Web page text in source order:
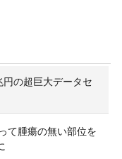
の超巨大データセ
て腫瘍の無い部位を